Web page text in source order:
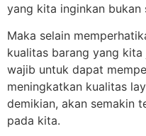
yang kita inginkan bukan
Maka selain
kualitas barang yang
wajib untuk dapat
meningkatkan kualitas
demikian, akan semakin
pada kita.